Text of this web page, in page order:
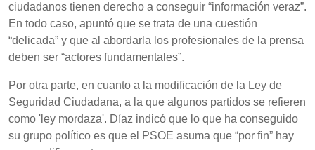
ciudadanos tienen derecho a conseguir “información veraz”.
En todo caso, apuntó que se trata de una cuestión
“delicada” y que al abordarla los profesionales de la prensa
deben ser “actores fundamentales”.
Por otra parte, en cuanto a la modificación de la Ley de
Seguridad Ciudadana, a la que algunos partidos se refieren
como 'ley mordaza'. Díaz indicó que lo que ha conseguido
su grupo político es que el PSOE asuma que “por fin” hay